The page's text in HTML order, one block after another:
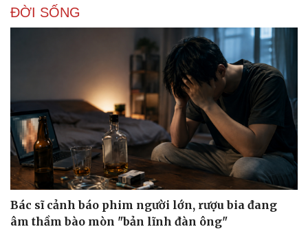
ĐỜI SỐNG
Bác sĩ cảnh báo phim người lớn, rượu bia đang
âm thầm bào mòn "bản lĩnh đàn ông"